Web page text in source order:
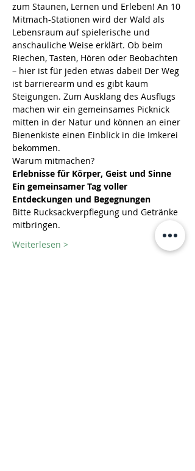
zum Staunen, Lernen und Erleben! An 10
Mitmach-Stationen wird der Wald als
Lebensraum auf spielerische und
anschauliche Weise erklärt. Ob beim
Riechen, Tasten, Hören oder Beobachten
– hier ist für jeden etwas dabei! Der Weg
ist barrierearm und es gibt kaum
Steigungen. Zum Ausklang des Ausflugs
machen wir ein gemeinsames Picknick
mitten in der Natur und können an einer
Bienenkiste einen Einblick in die Imkerei
bekommen.
Warum mitmachen?
Erlebnisse für Körper, Geist und Sinne
Ein gemeinsamer Tag voller
Entdeckungen und Begegnungen
Bitte Rucksackverpflegung und Getränke
mitbringen.
Weiterlesen >